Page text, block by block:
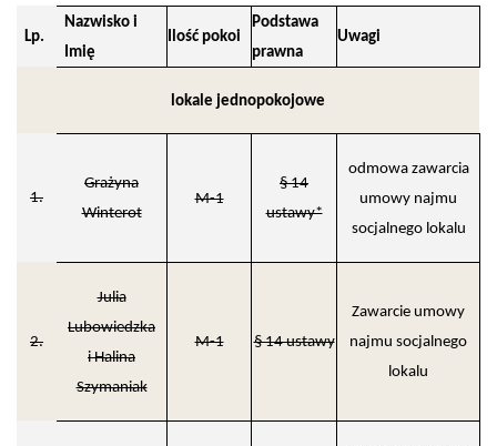
Lp.
Nazwisko i
Imię
Ilość pokoi
Podstawa
prawna
Uwagi
lokale jednopokojowe
1.
Grażyna
Winterot
M-1
§ 14
ustawy*
odmowa zawarcia
umowy najmu
socjalnego lokalu
2.
Julia
Lubowiedzka
i Halina
Szymaniak
M-1 § 14 ustawy
Zawarcie umowy
najmu socjalnego
lokalu